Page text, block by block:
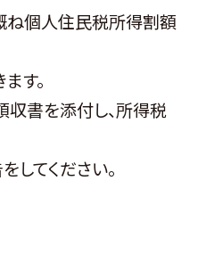
ね個人住民税所得割額
す。
書を添付し、所得税
してください。